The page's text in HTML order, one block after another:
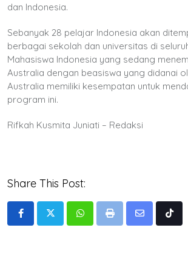
dan Indonesia.
Sebanyak 28 pelajar Indonesia akan
berbagai sekolah dan universitas di
Mahasiswa Indonesia yang sedang
Australia dengan beasiswa yang didanai
Australia memiliki kesempatan untuk
program ini.
Rifkah Kusmita Juniati – Redaksi
Share This Post:
WhatsappPrint
Share
Tiktok